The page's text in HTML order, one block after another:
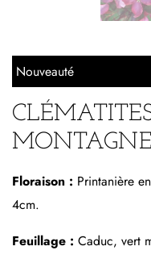
Nouveauté
Floraison : Printanière
4cm.
Feuillage : Caduc, vert